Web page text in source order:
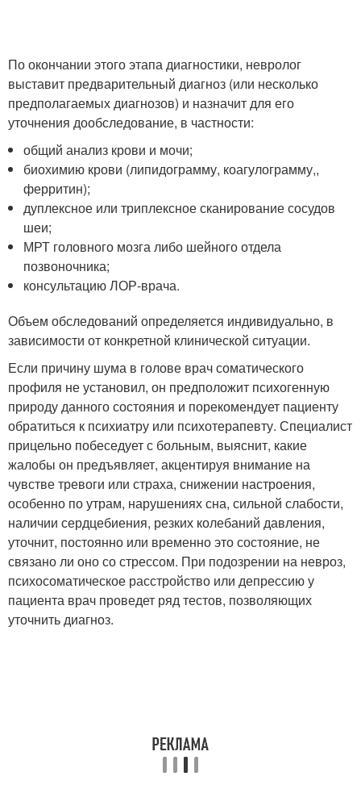
По окончании этого этапа диагностики, невролог
выставит предварительный диагноз (или несколько
предполагаемых диагнозов) и назначит для его
уточнения дообследование, в частности:
общий анализ крови и мочи;
биохимию крови (липидограмму, коагулограмму,,
ферритин);
дуплексное или триплексное сканирование сосудов
шеи;
МРТ головного мозга либо шейного отдела
позвоночника;
консультацию ЛОР-врача.
Объем обследований определяется индивидуально, в
зависимости от конкретной клинической ситуации.
Если причину шума в голове врач соматического
профиля не установил, он предположит психогенную
природу данного состояния и порекомендует пациенту
обратиться к психиатру или психотерапевту. Специалист
прицельно побеседует с больным, выяснит, какие
жалобы он предъявляет, акцентируя внимание на
чувстве тревоги или страха, снижении настроения,
особенно по утрам, нарушениях сна, сильной слабости,
наличии сердцебиения, резких колебаний давления,
уточнит, постоянно или временно это состояние, не
связано ли оно со стрессом. При подозрении на невроз,
психосоматическое расстройство или депрессию у
пациента врач проведет ряд тестов, позволяющих
уточнить диагноз.